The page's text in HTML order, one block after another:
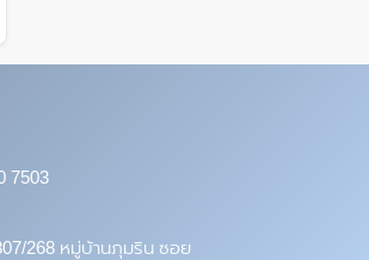
7503
268 หมู่บ้านภุมริน ซอย